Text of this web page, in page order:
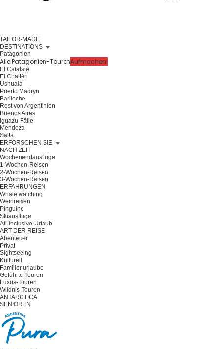
TAILOR-MADE
DESTINATIONS
Patagonien
Alle Patagonien-TourenAufmachen!
El Calafate
El Chaltén
Ushuaia
Puerto Madryn
Bariloche
Rest von Argentinien
Buenos Aires
Iguazu-Fälle
Mendoza
Salta
ERFORSCHEN SIE
NACH ZEIT
Wochenendausflüge
1-Wochen-Reisen
2-Wochen-Reisen
3-Wochen-Reisen
ERFAHRUNGEN
Whale watching
Weinreisen
Pinguine
Skiausflüge
All-inclusive-Urlaub
ART DER REISE
Abenteuer
Privat
Sightseeing
Kulturell
Familienurlaube
Geführte Touren
Luxus-Touren
Wildnis-Touren
ANTARCTICA
SENIOREN